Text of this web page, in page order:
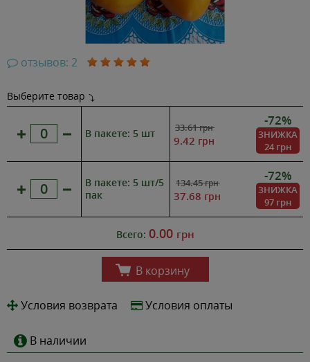
отзывов: 2
Выберите товар
В пакете: 5 шт 33.61грн
9.42 грн
-72%
ЗНИЖКА
24 грн
В пакете: 5 шт/5
пак
134.45грн
37.68 грн
-72%
ЗНИЖКА
97 грн
Всего: 0.00 грн
В корзину
Условия возврата Условия оплаты
В наличии